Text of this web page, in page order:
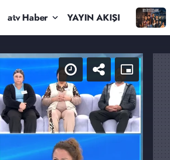
atv Haber YAYIN AKIŞI